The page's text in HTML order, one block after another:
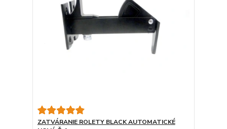
ZATVÁRANIE ROLETY BLACK AUTOMATICKÉ